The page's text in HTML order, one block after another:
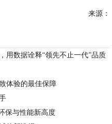
来源：
用数据诠释“领先不止一代”品质
体验的最佳保障
保与性能新高度